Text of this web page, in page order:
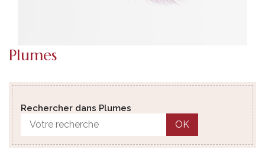
Plumes
Rechercher dans Plumes
OK